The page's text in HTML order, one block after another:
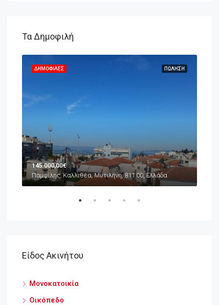
Τα Δημοφιλή
ΠΏΛΗΣΗ
ΔΗΜΟΦΙΛΈΣ
145.000,00€
Παμφίλης, Καλλιθέα, Μυτιλήνη, 811 00, Ελλάδα
Είδος Ακινήτου
Μονοκατοικία
Οικόπεδο